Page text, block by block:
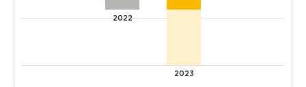
2022
2023